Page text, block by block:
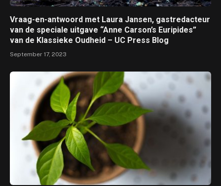
Vraag-en-antwoord met Laura Jansen, gastredacteur
van de speciale uitgave “Anne Carson’s Euripides”
van de Klassieke Oudheid – UC Press Blog
September 17, 2023